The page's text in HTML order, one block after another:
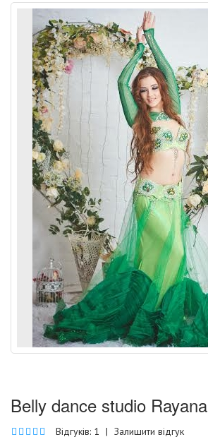
Belly dance studio Rayana
Відгуків: 1 | Залишити відгук